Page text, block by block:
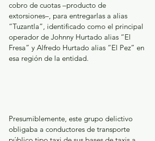
cobro de cuotas –producto de
extorsiones–, para entregarlas a alias
“Tuzantla”, identificado como el principal
operador de Johnny Hurtado alias “El
Fresa” y Alfredo Hurtado alias “El Pez” en
esa región de la entidad.
Presumiblemente, este grupo delictivo
obligaba a conductores de transporte